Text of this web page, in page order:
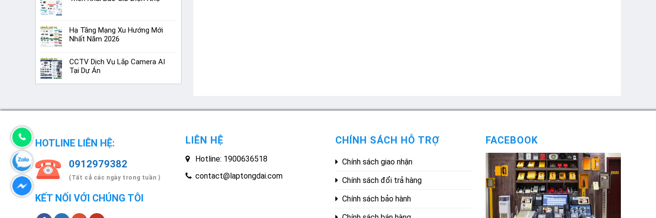
Hạ Tầng Mạng Xu Hướng Mới
Nhất Năm 2026
CCTV Dịch Vụ Lắp Camera AI
Tại Dự Án
HOTLINE LIÊN HỆ:
0912979382
(Tất cả các ngày trong tuần )
KẾT NỐI VỚI CHÚNG TÔI
LIÊN HỆ
Hotline: 1900636518
contact@laptongdai.com
CHÍNH SÁCH HỖ TRỢ
Chính sách giao nhận
Chính sách đổi trả hàng
Chính sách bảo hành
FACEBOOK